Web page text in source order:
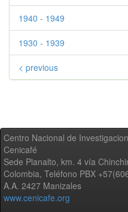
1940 - 1949
1930 - 1939
< previous
Centro Nacional de
Cenicafé
Sede Planalto, km. 4 vía
Colombia, Teléfono PBX
A.A. 2427 Manizales
www.cenicafe.org